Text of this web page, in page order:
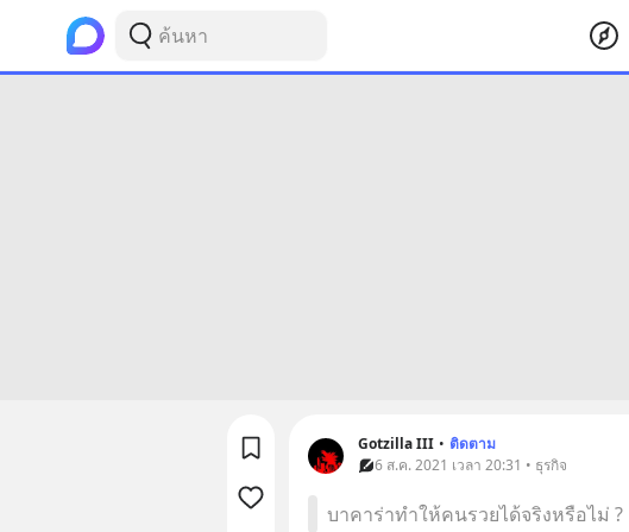
Gotzilla III • ติดตาม
6 ส.ค. 2021 เวลา 20:31 • ธุรกิจ
บาคาร่าทำให้คนรวยได้จริงหรือไม่ ?